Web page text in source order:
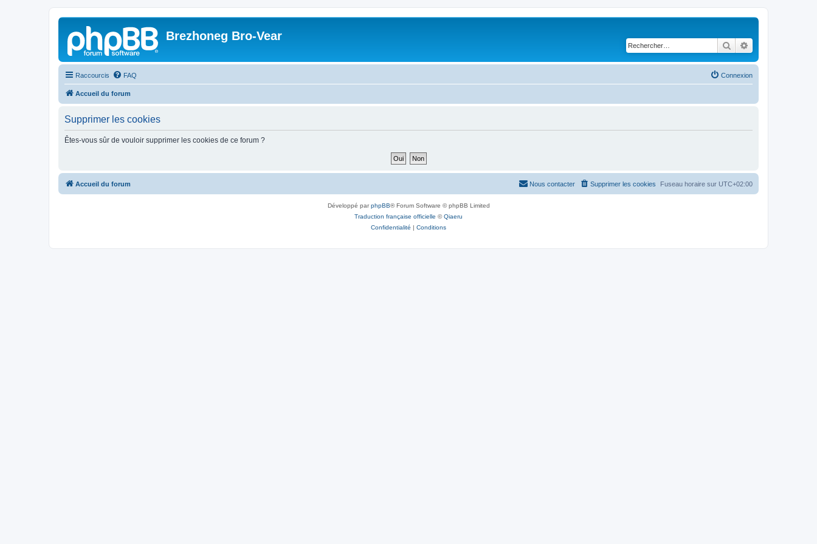
Brezhoneg Bro-Vear
Rechercher
Raccourcis FAQ Connexion
Accueil du forum
Supprimer les cookies
Êtes-vous sûr de vouloir supprimer les cookies de ce forum ?
Accueil du forum Fuseau horaire sur UTC+02:00
Supprimer les cookies
Nous contacter
Développé parphpBB® Forum Software © phpBB Limited
Traduction française officielle ©Qiaeru
Confidentialité | Conditions